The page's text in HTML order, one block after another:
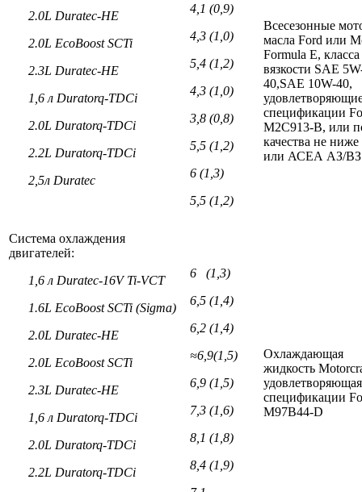
2.0L Duratec-HE
2.0L EcoBoost SCTi
2.3L Duratec-HE
1,6 л Duratorq-TDCi
2.0L Duratorq-TDCi
2.2L Duratorq-TDCi
2,5л Duratec
4,1 (0,9)
4,3 (1,0)
5,4 (1,2)
4,3 (1,0)
3,8 (0,8)
5,5 (1,2)
6 (1,3)
5,5 (1,2)
Всесезонные
масла Ford или
Formula Е, класса
вязкости SAE
40,SAE 10W-40,
спецификации
M2C913-B, или
качества не
или АСЕА АЗ/ВЗ
Система охлаждения
двигателей:
1,6 л Duratec-16V Ti-VCT
1.6L EcoBoost SCTi (Sigma)
2.0L Duratec-HE
2.0L EcoBoost SCTi
2.3L Duratec-HE
1,6 л Duratorq-TDCi
2.0L Duratorq-TDCi
2.2L Duratorq-TDCi
6 (1,3)
6,5 (1,4)
6,2 (1,4)
≈6,9(1,5)
6,9 (1,5)
7,3 (1,6)
8,1 (1,8)
8,4 (1,9)
Охлаждающая
жидкость
удовлетворяющая
спецификации
M97B44-D